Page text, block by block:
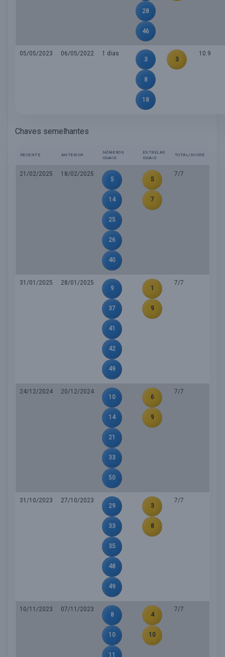
28
46
05/05/2023 06/05/2022
1 dias
3
8
18
3
10.9
Chaves semelhantes
RECENTE ANTERIOR
NÚMEROS
IGUAIS
ESTRELAS
IGUAIS
TOTAL/SCORE
21/02/2025
18/02/2025
5
14
25
26
40
5
7
7/7
31/01/2025
28/01/2025
9
37
41
42
49
1
9
7/7
24/12/2024
20/12/2024
10
14
21
33
50
6
9
7/7
31/10/2023
27/10/2023
29
33
35
48
49
3
8
7/7
10/11/2023
07/11/2023
8
10
11
4
10
7/7